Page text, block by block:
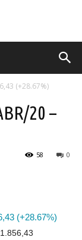
(+28.67%)
20 –
0
58
(+28.67%)